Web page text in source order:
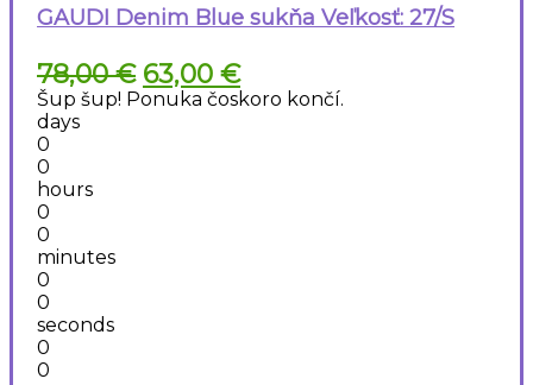
GAUDI Denim Blue sukňa Veľkosť: 27/S
78,00€ Pôvodná
cena
bola:
63,00 €Aktuálna
cena
je:
Šup šup! Ponuka čoskoro končí.
days
0
0
hours
0
0
minutes
0
0
seconds
0
0